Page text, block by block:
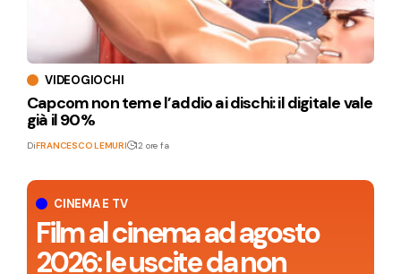
CINEMA E TV
Film al cinema ad agosto
2026: le uscite da non
VIDEOGIOCHI
Capcom non teme l’addio ai dischi: il digitale vale
già il 90%
DiFRANCESCO LEMURI 12 ore fa